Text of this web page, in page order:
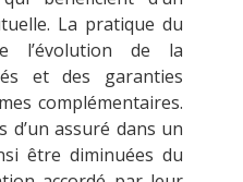
La pratique du
l’évolution de la
et des garanties
complémentaires.
d’un assuré dans un
être diminuées du